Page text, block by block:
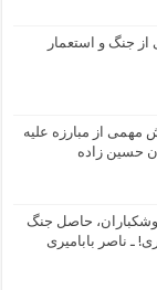
جنگ و استعمار
مهمی از مبارزه علیه
حسین زاده
حاصل جنگ
ـ ناصر بابامیری